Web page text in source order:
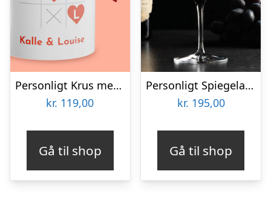
Personligt Krus med Tekst – 3 på Stribe
kr. 119,00
Gå til shop
Personligt Spiegelau Rødvinsglas med Gravering – Bogstav, Navn & Dato
kr. 195,00
Gå til shop